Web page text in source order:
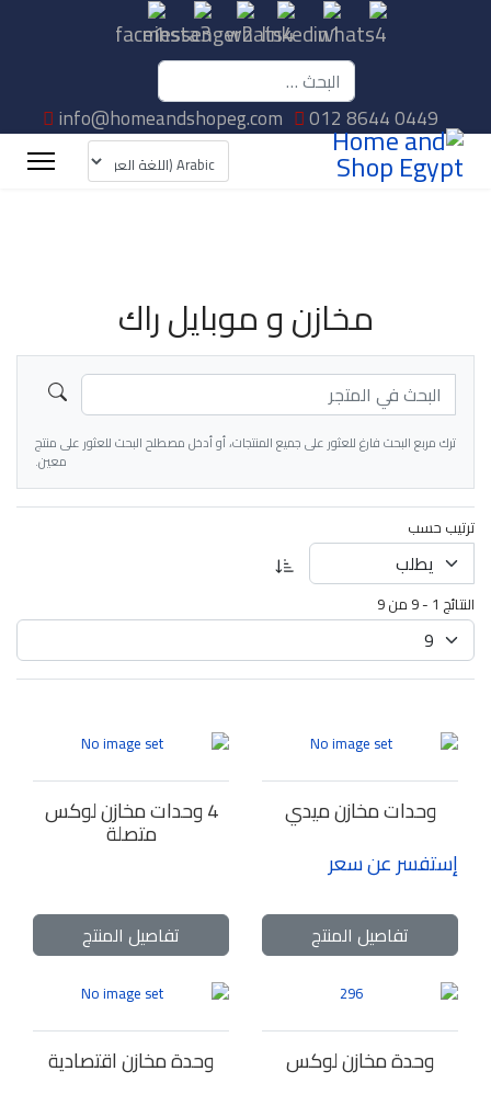
البحث
012 8644 0449
info@homeandshopeg.com
مخازن و موبايل راك
ترك مربع البحث فارغ للعثور على جميع المنتجات، أو أدخل مصطلح البحث للعثور على منتج
معين.
ترتيب حسب
النتائج 1 - 9 من 9
وحدات مخازن ميدي
إستفسر عن سعر
تفاصيل المنتج
4 وحدات مخازن لوكس
متصلة
تفاصيل المنتج
وحدة مخازن لوكس وحدة مخازن اقتصادية